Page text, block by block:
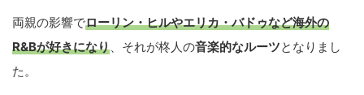
両親の影響でローリン・ヒルやエリカ・バドゥなど海外の
R&Bが好きになり 、それが柊人の音楽的なルーツとなりまし
た。